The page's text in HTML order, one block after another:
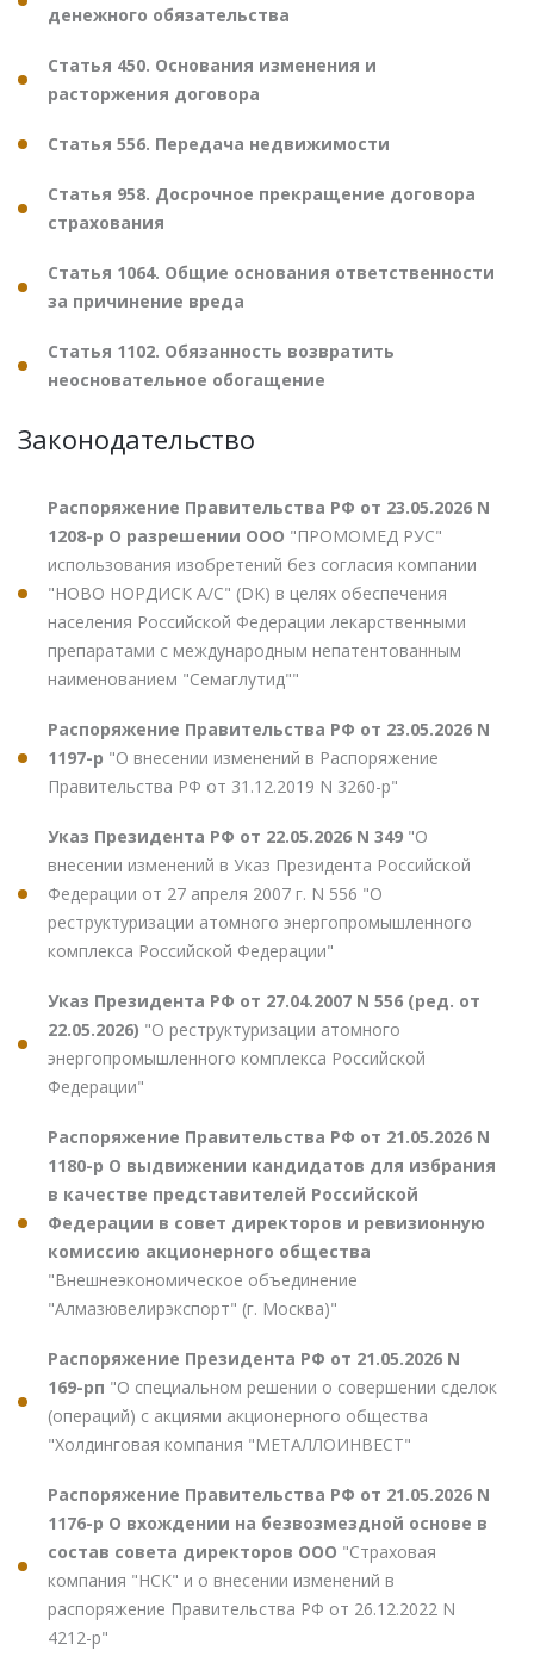
денежного обязательства
Статья 450. Основания изменения и
расторжения договора
Статья 556. Передача недвижимости
Статья 958. Досрочное прекращение договора
страхования
Статья 1064. Общие основания ответственности
за причинение вреда
Статья 1102. Обязанность возвратить
неосновательное обогащение
Законодательство
Распоряжение Правительства РФ от 23.05.2026 N
1208-р О разрешении ООО "ПРОМОМЕД РУС"
использования изобретений без согласия компании
"НОВО НОРДИСК А/С" (DK) в целях обеспечения
населения Российской Федерации лекарственными
препаратами с международным непатентованным
наименованием "Семаглутид""
Распоряжение Правительства РФ от 23.05.2026 N
1197-р "О внесении изменений в Распоряжение
Правительства РФ от 31.12.2019 N 3260-р"
Указ Президента РФ от 22.05.2026 N 349 "О
внесении изменений в Указ Президента Российской
Федерации от 27 апреля 2007 г. N 556 "О
реструктуризации атомного энергопромышленного
комплекса Российской Федерации"
Указ Президента РФ от 27.04.2007 N 556 (ред. от
22.05.2026) "О реструктуризации атомного
энергопромышленного комплекса Российской
Федерации"
Распоряжение Правительства РФ от 21.05.2026 N
1180-р О выдвижении кандидатов для избрания
в качестве представителей Российской
Федерации в совет директоров и ревизионную
комиссию акционерного общества
"Внешнеэкономическое объединение
"Алмазювелирэкспорт" (г. Москва)"
Распоряжение Президента РФ от 21.05.2026 N
169-рп "О специальном решении о совершении сделок
(операций) с акциями акционерного общества
"Холдинговая компания "МЕТАЛЛОИНВЕСТ"
Распоряжение Правительства РФ от 21.05.2026 N
1176-р О вхождении на безвозмездной основе в
состав совета директоров ООО "Страховая
компания "НСК" и о внесении изменений в
распоряжение Правительства РФ от 26.12.2022 N
4212-р"